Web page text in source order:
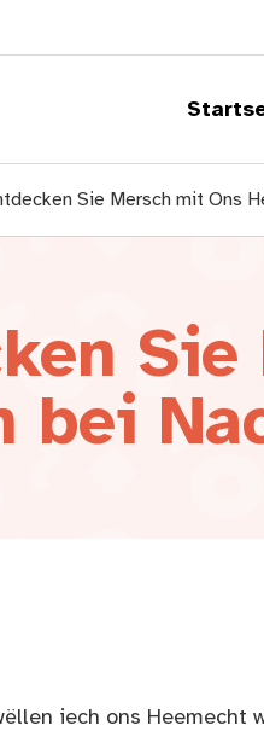
Sie Mersch mit Ons
bei
iech ons Heemecht